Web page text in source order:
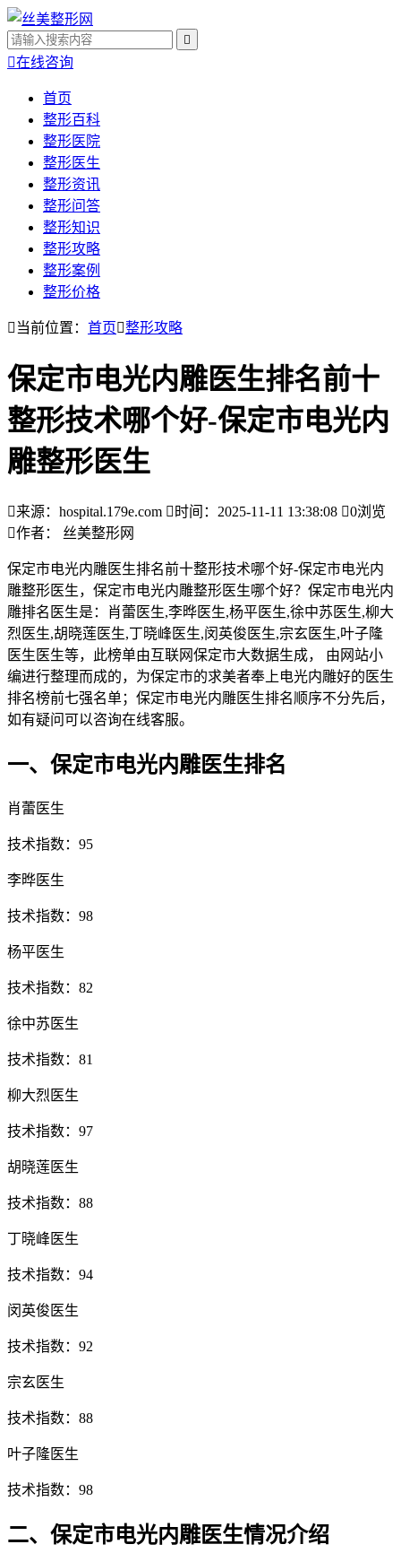

在线咨询
首页
整形百科
整形医院
整形医生
整形资讯
整形问答
整形知识
整形攻略
整形案例
整形价格
 当前位置： 首页整形攻略
保定市电光内雕医生排名前十
整形技术哪个好-保定市电光内
雕整形医生
来源：hospital.179e.com  时间：2025-11-11 13:38:08 0浏览
作者： 丝美整形网
保定市电光内雕医生排名前十整形技术哪个好-保定市电光内
雕整形医生，保定市电光内雕整形医生哪个好？保定市电光内
雕排名医生是：肖蕾医生,李晔医生,杨平医生,徐中苏医生,柳大
烈医生,胡晓莲医生,丁晓峰医生,闵英俊医生,宗玄医生,叶子隆
医生医生等，此榜单由互联网保定市大数据生成， 由网站小
编进行整理而成的，为保定市的求美者奉上电光内雕好的医生
排名榜前七强名单；保定市电光内雕医生排名顺序不分先后，
如有疑问可以咨询在线客服。
一、保定市电光内雕医生排名
肖蕾医生
技术指数：95
李晔医生
技术指数：98
杨平医生
技术指数：82
徐中苏医生
技术指数：81
柳大烈医生
技术指数：97
胡晓莲医生
技术指数：88
丁晓峰医生
技术指数：94
闵英俊医生
技术指数：92
宗玄医生
技术指数：88
叶子隆医生
技术指数：98
二、保定市电光内雕医生情况介绍